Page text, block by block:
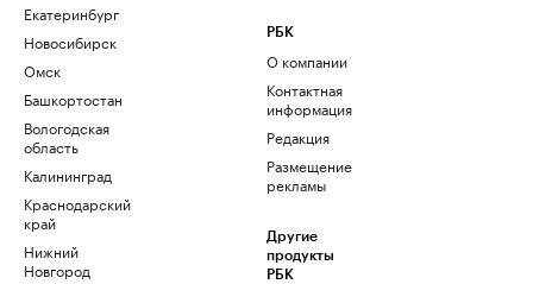
Екатеринбург
Новосибирск
Омск
Башкортостан
Вологодская
область
Калининград
Краснодарский
край
Нижний
Новгород
РБК
О компании
Контактная
информация
Редакция
Размещение
рекламы
Другие
продукты
РБК